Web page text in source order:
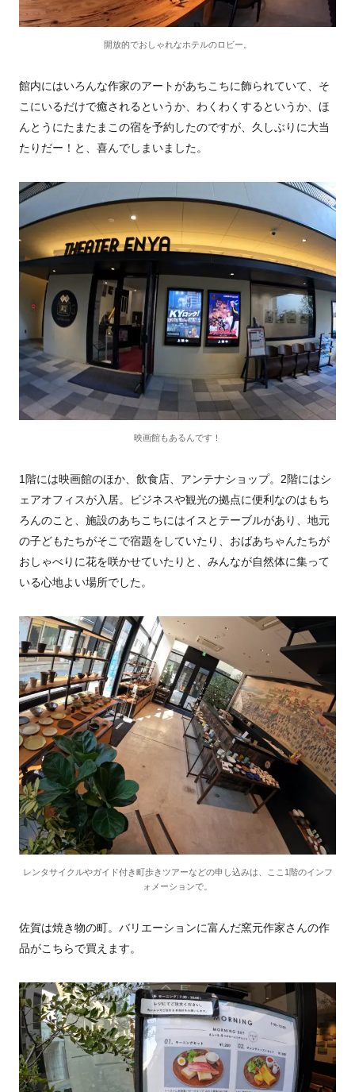
開放的でおしゃれなホテルのロビー。
館内にはいろんな作家のアートがあちこちに飾られていて、そ
こにいるだけで癒されるというか、わくわくするというか、ほ
んとうにたまたまこの宿を予約したのですが、久しぶりに大当
たりだー！と、喜んでしまいました。
映画館もあるんです！
1階には映画館のほか、飲食店、アンテナショップ。2階にはシ
ェアオフィスが入居。ビジネスや観光の拠点に便利なのはもち
ろんのこと、施設のあちこちにはイスとテーブルがあり、地元
の子どもたちがそこで宿題をしていたり、おばあちゃんたちが
おしゃべりに花を咲かせていたりと、みんなが自然体に集って
いる心地よい場所でした。
レンタサイクルやガイド付き町歩きツアーなどの申し込みは、ここ1階のインフ
ォメーションで。
佐賀は焼き物の町。バリエーションに富んだ窯元作家さんの作
品がこちらで買えます。